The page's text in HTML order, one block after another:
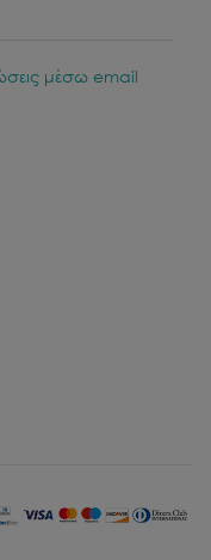
μέσω email